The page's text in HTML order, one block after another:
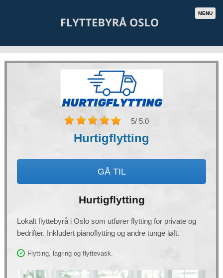
MENU
5/ 5.0
Hurtigflytting
GÅ TIL
Hurtigflytting
Lokalt flyttebyrå i Oslo som utfører flytting for private og
bedrifter. Inkludert pianoflytting og andre tunge løft.
Flytting, lagring og flyttevask.